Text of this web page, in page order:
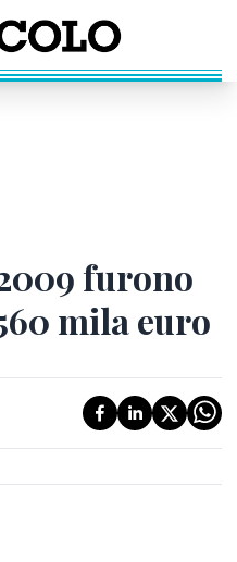
furono
mila euro